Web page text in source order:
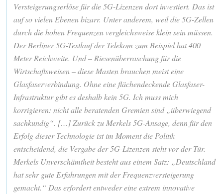
Versteigerungserlöse für die 5G-Lizenzen dort investiert. Das ist
auf so vielen Ebenen bizarr. Unter anderem, weil die 5G-Zellen
durch die hohen Frequenzen vergleichsweise klein sein müssen.
Der Berliner 5G-Testlauf der Telekom zum Beispiel hat 400
Meter Reichweite. Und – Riesenüberraschung für die
Wirtschaftsweisen – diese Masten brauchen meist eine
Glasfaserverbindung. Ohne eine flächendeckende Glasfaser-
Infrastruktur gibt es deshalb kein 5G. Ich muss mich
korrigieren: nicht alle beratenden Gremien sind „überwiegend
sachkundig“. […] Zurück zu Merkels 5G-Ansage, denn für den
Erfolg dieser Technologie ist im Moment die Politik
entscheidend, die Vergabe der 5G-Lizenzen steht vor der Tür.
Merkels Unverschämtheit besteht aus einem Satz: „Deutschland
hat sehr gute Erfahrungen mit der Frequenzversteigerung
gemacht.“ Das erfordert entweder eine extrem innovative